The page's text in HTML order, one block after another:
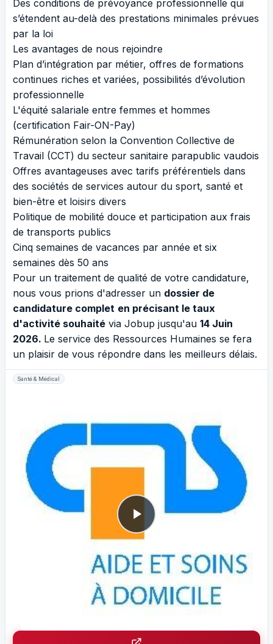
Des conditions de prévoyance professionnelle qui
s’étendent au-delà des prestations minimales prévues
par la loi
Les avantages de nous rejoindre
Plan d’intégration par métier, offres de formations
continues riches et variées, possibilités d’évolution
professionnelle
L'équité salariale entre femmes et hommes
(certification Fair-ON-Pay)
Rémunération selon la Convention Collective de
Travail (CCT) du secteur sanitaire parapublic vaudois
Offres avantageuses avec tarifs préférentiels dans
des sociétés de services autour du sport, santé et
bien-être et loisirs divers
Politique de mobilité douce et participation aux frais
de transports publics
Cinq semaines de vacances par année et six
semaines dès 50 ans
Pour un traitement de qualité de votre candidature,
nous vous prions d'adresser un dossier de
candidature complet en précisant le taux
d'activité souhaité via Jobup jusqu'au 14 Juin
2026. Le service des Ressources Humaines se fera
un plaisir de vous répondre dans les meilleurs délais.
Santé & Médical